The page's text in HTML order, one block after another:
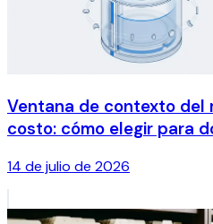
Ventana de contexto del
costo: cómo elegir para
14 de julio de 2026